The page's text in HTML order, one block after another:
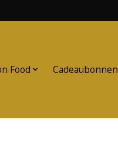
Food Cadeaubonnen